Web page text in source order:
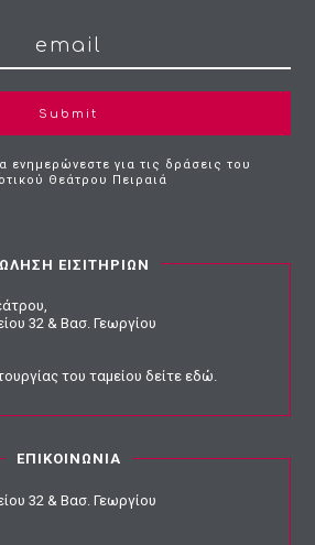
Submit
ενημερώνεστε για τις δράσεις του
Θεάτρου Πειραιά
ΕΙΣΙΤΗΡΙΩΝ
32 & Βασ. Γεωργίου
του ταμείουδείτε εδώ.
ΕΠΙΚΟΙΝΩΝΙΑ
32 & Βασ. Γεωργίου